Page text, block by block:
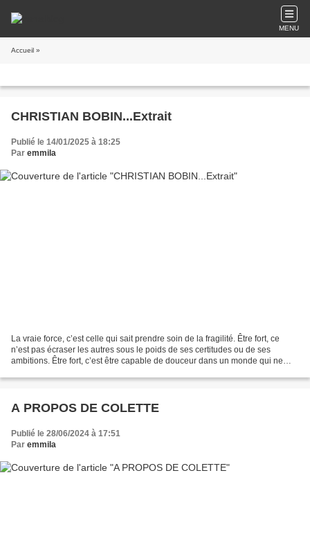
MENU
Accueil »
CHRISTIAN BOBIN...Extrait
Publié le 14/01/2025 à 18:25
Par emmila
La vraie force, c’est celle qui sait prendre soin de la fragilité. Être fort, ce
n’est pas écraser les autres sous le poids de ses certitudes ou de ses
ambitions. Être fort, c’est être capable de douceur dans un monde qui ne
A PROPOS DE COLETTE
Publié le 28/06/2024 à 17:51
Par emmila